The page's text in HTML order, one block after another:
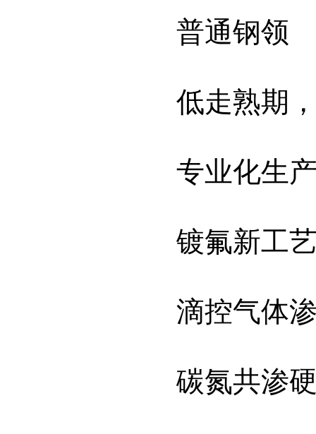
普通钢领
低走熟期
专业化生
镀氟新工
滴控气体
碳氮共渗